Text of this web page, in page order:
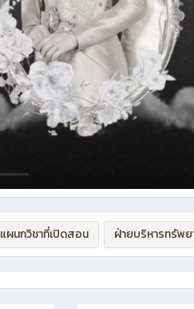
แผนกวิชาที่เปิดสอน ฝ่ายบริหารทรัพย